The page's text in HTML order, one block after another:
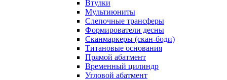
Втулки
Мультиюниты
Слепочные трансферы
Формирователи десны
Сканмаркеры (скан-боди)
Титановые основания
Прямой абатмент
Временный цилиндр
Угловой абатмент